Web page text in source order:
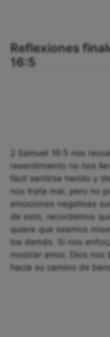
Reflexiones
16:5
2 Samuel 16:5 nos
resentimiento no nos
fácil sentirse herido y
nos trata mal, pero no
emociones negativas
de esto, recordemos
quiere que seamos
los demás. Si nos
mostrar amor, Dios nos
hacia su camino de